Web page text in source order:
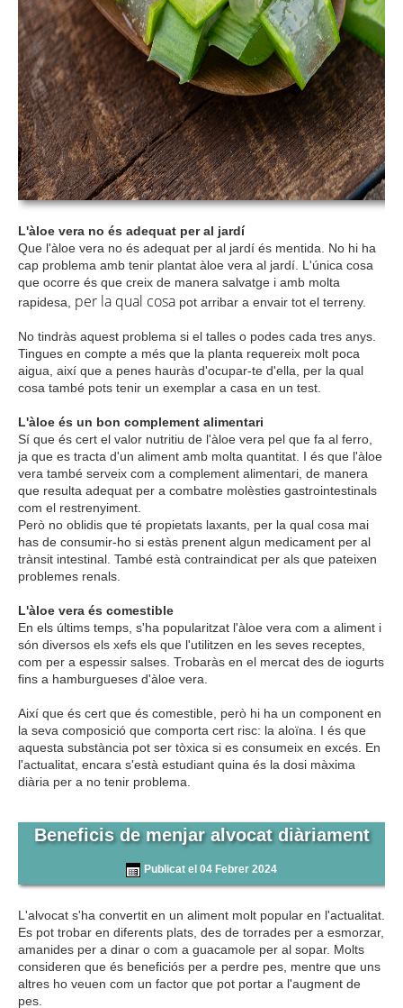
L'àloe vera no és adequat per al jardí
Que l'àloe vera no és adequat per al jardí és mentida. No hi ha
cap problema amb tenir plantat àloe vera al jardí. L'única cosa
que ocorre és que creix de manera salvatge i amb molta
rapidesa, per la qual cosa pot arribar a envair tot el terreny.
No tindràs aquest problema si el talles o podes cada tres anys.
Tingues en compte a més que la planta requereix molt poca
aigua, així que a penes hauràs d'ocupar-te d'ella, per la qual
cosa també pots tenir un exemplar a casa en un test.
L'àloe és un bon complement alimentari
Sí que és cert el valor nutritiu de l'àloe vera pel que fa al ferro,
ja que es tracta d'un aliment amb molta quantitat. I és que l'àloe
vera també serveix com a complement alimentari, de manera
que resulta adequat per a combatre molèsties gastrointestinals
com el restrenyiment.
Però no oblidis que té propietats laxants, per la qual cosa mai
has de consumir-ho si estàs prenent algun medicament per al
trànsit intestinal. També està contraindicat per als que pateixen
problemes renals.
L'àloe vera és comestible
En els últims temps, s'ha popularitzat l'àloe vera com a aliment i
són diversos els xefs els que l'utilitzen en les seves receptes,
com per a espessir salses. Trobaràs en el mercat des de iogurts
fins a hamburgueses d'àloe vera.
Així que és cert que és comestible, però hi ha un component en
la seva composició que comporta cert risc: la aloïna. I és que
aquesta substància pot ser tòxica si es consumeix en excés. En
l'actualitat, encara s'està estudiant quina és la dosi màxima
diària per a no tenir problema.
Beneficis de menjar alvocat diàriament
Publicat el 04 Febrer 2024
L'alvocat s'ha convertit en un aliment molt popular en l'actualitat.
Es pot trobar en diferents plats, des de torrades per a esmorzar,
amanides per a dinar o com a guacamole per al sopar. Molts
consideren que és beneficiós per a perdre pes, mentre que uns
altres ho veuen com un factor que pot portar a l'augment de
pes.